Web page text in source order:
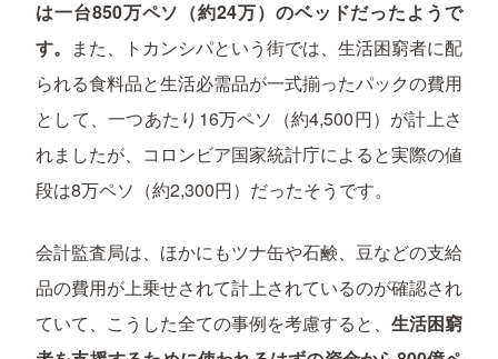
は一台850万ペソ（約24万）のベッドだったようで
す。 また、トカンシパという街では、生活困窮者に配
られる食料品と生活必需品が一式揃ったパックの費用
として、一つあたり16万ペソ（約4,500円）が計上さ
れましたが、コロンビア国家統計庁によると実際の値
段は8万ペソ（約2,300円）だったそうです。
会計監査局は、ほかにもツナ缶や石鹸、豆などの支給
品の費用が上乗せされて計上されているのが確認され
ていて、こうした全ての事例を考慮すると、 生活困窮